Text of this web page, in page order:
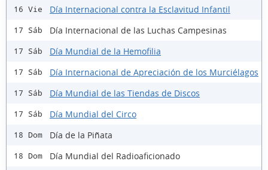
16 Vie Día Internacional contra la Esclavitud Infantil
17 Sáb Día Internacional de las Luchas Campesinas
17 Sáb Día Mundial de la Hemofilia
17 Sáb Día Internacional de Apreciación de los Murciélagos
17 Sáb Día Mundial de las Tiendas de Discos
17 Sáb Día Mundial del Circo
18 Dom Día de la Piñata
18 Dom Día Mundial del Radioaficionado